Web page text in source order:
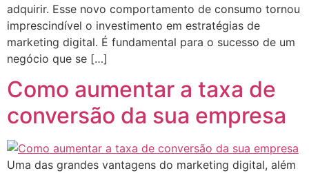
adquirir. Esse novo comportamento de consumo tornou
imprescindível o investimento em estratégias de
marketing digital. É fundamental para o sucesso de um
negócio que se […]
Como aumentar a taxa de
conversão da sua empresa
Uma das grandes vantagens do marketing digital, além